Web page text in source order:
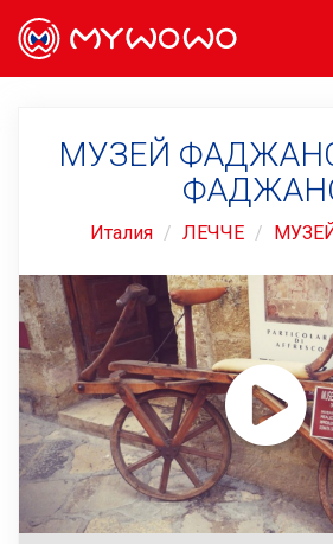
МУЗЕЙ
Италия ЛЕЧЧЕ